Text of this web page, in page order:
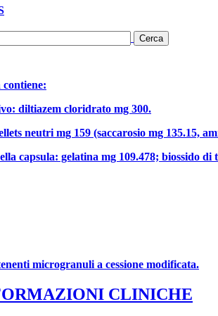
contiene:
diltiazem cloridrato mg 300.
neutri mg 159 (saccarosio mg 135.15,
capsula: gelatina mg 109.478; biossido
microgranuli a cessione modificata.
CLINICHE